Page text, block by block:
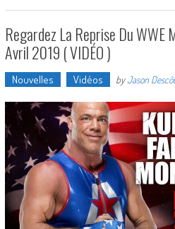
Regardez La Reprise Du WWE
Avril 2019 ( VIDÉO )
Nouvelles Vidéos byJason